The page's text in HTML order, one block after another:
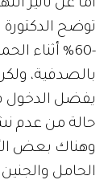
اما عن تأثير
-60% أثناء
بالصدفية،
يفضل الدخول
وهناك بعض
الحامل